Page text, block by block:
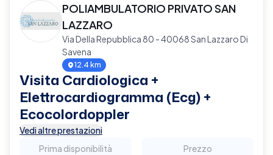
POLIAMBULATORIO PRIVATO SAN
LAZZARO
Via Della Repubblica 80 - 40068 San Lazzaro Di
Savena
12.4 km
Visita Cardiologica +
Elettrocardiogramma (Ecg) +
Ecocolordoppler
Vedi altre prestazioni
Prima disponibilità
Prezzo